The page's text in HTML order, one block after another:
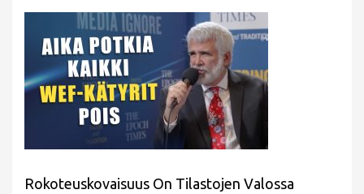
Rokoteuskovaisuus On Tilastojen Valossa